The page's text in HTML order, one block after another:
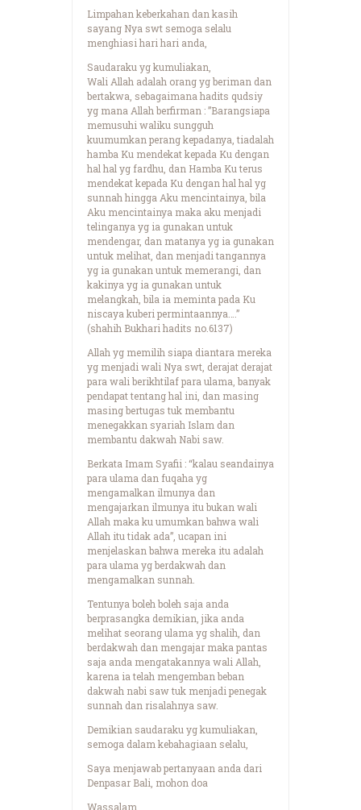
Limpahan keberkahan dan kasih
sayang Nya swt semoga selalu
menghiasi hari hari anda,
Saudaraku yg kumuliakan,
Wali Allah adalah orang yg beriman dan
bertakwa, sebagaimana hadits qudsiy
yg mana Allah berfirman : ”Barangsiapa
memusuhi waliku sungguh
kuumumkan perang kepadanya, tiadalah
hamba Ku mendekat kepada Ku dengan
hal hal yg fardhu, dan Hamba Ku terus
mendekat kepada Ku dengan hal hal yg
sunnah hingga Aku mencintainya, bila
Aku mencintainya maka aku menjadi
telinganya yg ia gunakan untuk
mendengar, dan matanya yg ia gunakan
untuk melihat, dan menjadi tangannya
yg ia gunakan untuk memerangi, dan
kakinya yg ia gunakan untuk
melangkah, bila ia meminta pada Ku
niscaya kuberi permintaannya….”
(shahih Bukhari hadits no.6137)
Allah yg memilih siapa diantara mereka
yg menjadi wali Nya swt, derajat derajat
para wali berikhtilaf para ulama, banyak
pendapat tentang hal ini, dan masing
masing bertugas tuk membantu
menegakkan syariah Islam dan
membantu dakwah Nabi saw.
Berkata Imam Syafii : “kalau seandainya
para ulama dan fuqaha yg
mengamalkan ilmunya dan
mengajarkan ilmunya itu bukan wali
Allah maka ku umumkan bahwa wali
Allah itu tidak ada”, ucapan ini
menjelaskan bahwa mereka itu adalah
para ulama yg berdakwah dan
mengamalkan sunnah.
Tentunya boleh boleh saja anda
berprasangka demikian, jika anda
melihat seorang ulama yg shalih, dan
berdakwah dan mengajar maka pantas
saja anda mengatakannya wali Allah,
karena ia telah mengemban beban
dakwah nabi saw tuk menjadi penegak
sunnah dan risalahnya saw.
Demikian saudaraku yg kumuliakan,
semoga dalam kebahagiaan selalu,
Saya menjawab pertanyaan anda dari
Denpasar Bali, mohon doa
Wassalam